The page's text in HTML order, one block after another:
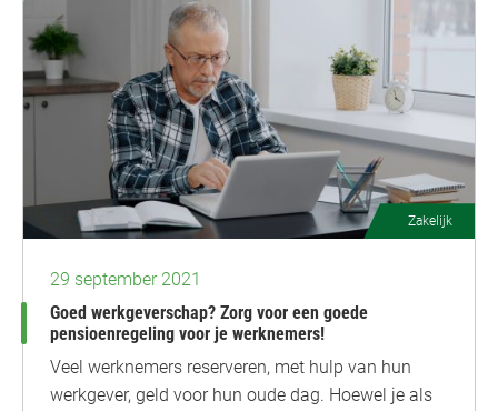
Zakelijk
29 september 2021
Goed werkgeverschap? Zorg voor een goede
pensioenregeling voor je werknemers!
Veel werknemers reserveren, met hulp van hun
werkgever, geld voor hun oude dag. Hoewel je als